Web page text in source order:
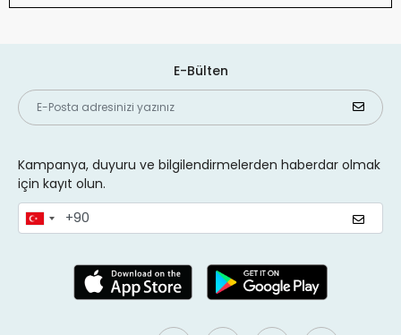
E-Bülten
Kampanya, duyuru ve bilgilendirmelerden haberdar olmak
için kayıt olun.